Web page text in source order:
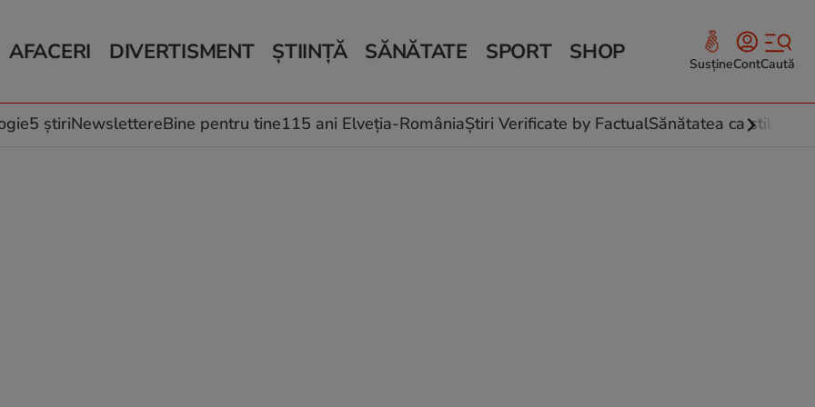
AFACERI
Auto
Locuri de muncă
DIVERTISMENT
Horoscop
Muzică și Filme
ȘTIINȚĂ
Schimbări climatice
SĂNĂTATE
Relații
Rețete culinare
SPORT SHOP SusțineContCaută
5 știriNewslettereBine pentru tine115 ani Elveția-RomâniaȘtiri Verificate by FactualSănătatea ca stil de